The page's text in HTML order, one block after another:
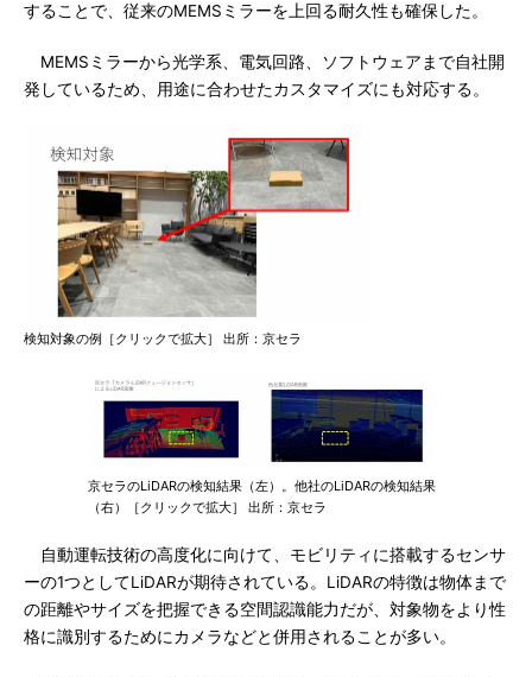
することで、従来のMEMSミラーを上回る耐久性も確保した。
MEMSミラーから光学系、電気回路、ソフトウェアまで自社開
発しているため、用途に合わせたカスタマイズにも対応する。
検知対象の例［クリックで拡大］ 出所：京セラ
京セラのLiDARの検知結果（左）。他社のLiDARの検知結果
（右）［クリックで拡大］ 出所：京セラ
自動運転技術の高度化に向けて、モビリティに搭載するセンサ
ーの1つとしてLiDARが期待されている。LiDARの特徴は物体まで
の距離やサイズを把握できる空間認識能力だが、対象物をより性
格に識別するためにカメラなどと併用されることが多い。